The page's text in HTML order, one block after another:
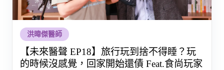
洪暐傑醫師
【未來醫聲 EP18】旅行玩到捨不得睡？玩
的時候沒感覺，回家開始還債 Feat.食尚玩家